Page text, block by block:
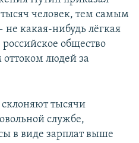
человек, тем самым
какая-нибудь лёгкая
общество
оттоком людей за
тысячи
службе,
в виде зарплат выше